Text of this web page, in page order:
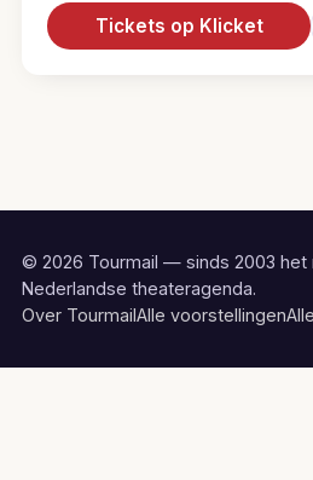
Tickets op Klicket
© 2026 Tourmail — sinds 2003 het
Nederlandse theateragenda.
Over TourmailAlle voorstellingen